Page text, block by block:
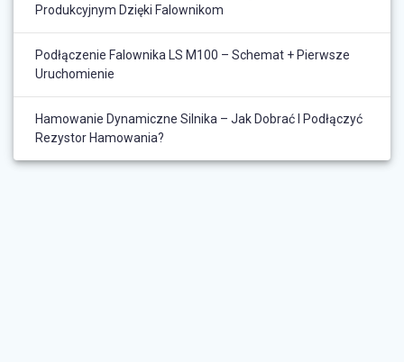
Produkcyjnym Dzięki Falownikom
Podłączenie Falownika LS M100 – Schemat + Pierwsze
Uruchomienie
Hamowanie Dynamiczne Silnika – Jak Dobrać I Podłączyć
Rezystor Hamowania?